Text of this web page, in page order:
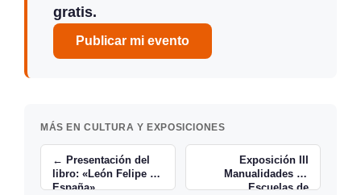
gratis.
Publicar mi evento
MÁS EN CULTURA Y EXPOSICIONES
← Presentación del
libro: «León Felipe en
España»
Exposición III
Manualidades en
Escuelas de